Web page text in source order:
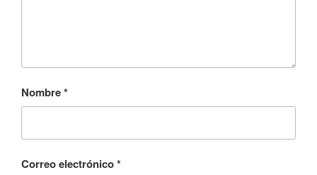
Nombre*
Correo electrónico*